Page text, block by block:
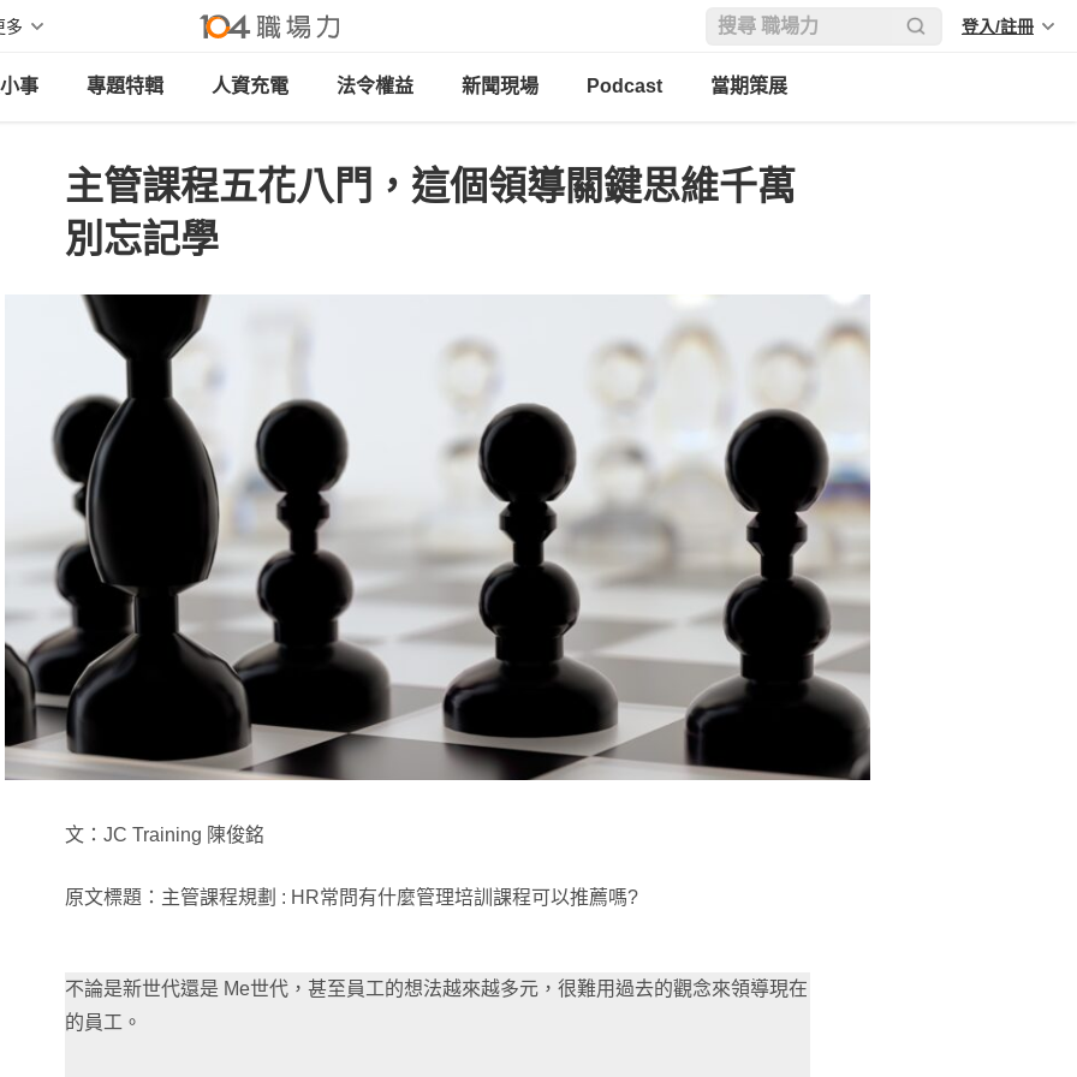
多 登入/註冊
事 專題特輯 人資充電 法令權益 新聞現場 Podcast 當期策展
主管課程五花八門，這個領導關鍵思維千萬
別忘記學
文：JC Training 陳俊銘
原文標題：主管課程規劃 : HR常問有什麼管理培訓課程可以推薦嗎?
不論是新世代還是 Me世代，甚至員工的想法越來越多元，很難用過去的觀念來領導現在
的員工。